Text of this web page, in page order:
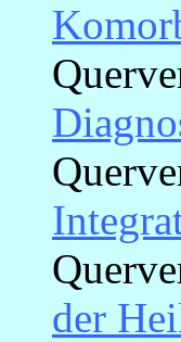
der